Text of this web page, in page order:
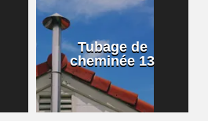
Tubage de
cheminée 13